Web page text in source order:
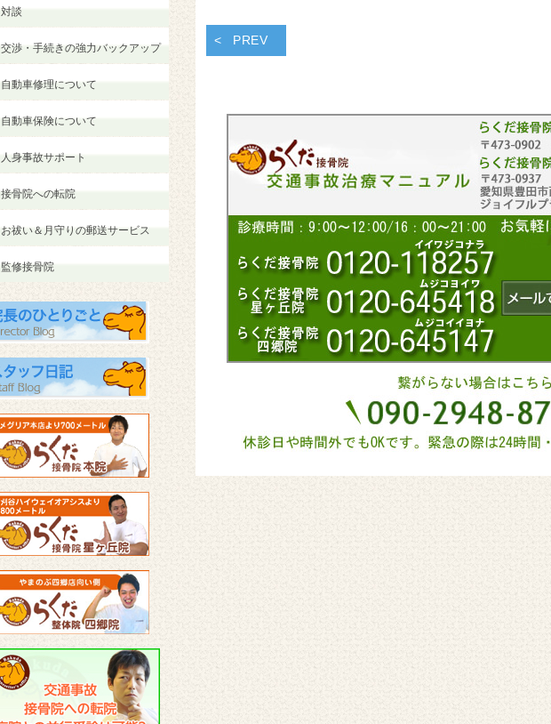
PREV
対談
交渉・手続きの強力バックアップ
自動車修理について
自動車保険について
人身事故サポート
接骨院への転院
お祓い＆月守りの郵送サービス
監修接骨院